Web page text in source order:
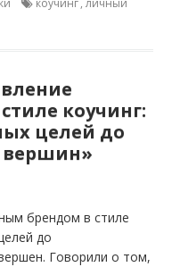
коучинг, личный
коучинг:
целей до
вершин»
брендом в стиле
до
Говорили о том,